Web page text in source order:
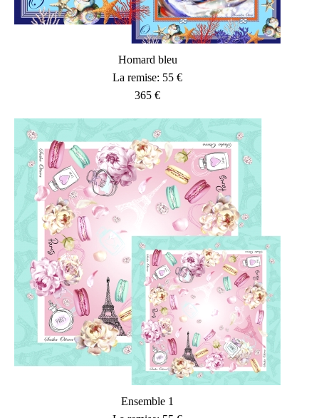
Homard bleu
La remise: 55 €
365 €
Ensemble 1